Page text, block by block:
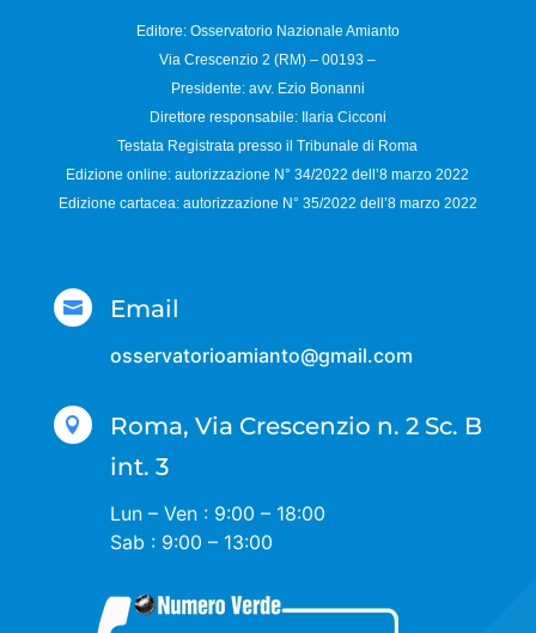
Editore: Osservatorio Nazionale Amianto
Via Crescenzio 2 (RM) – 00193 –
Presidente: avv. Ezio Bonanni
Direttore responsabile:
Ilaria Cicconi
Testata Registrata presso il Tribunale di Roma
Edizione online: autorizzazione N°34/2022 dell’8 marzo 2022
Edizione cartacea: autorizzazione N° 35/2022 dell’8 marzo 2022
 Email
osservatorioamianto@gmail.com

Roma, Via Crescenzio n. 2 Sc. B
int. 3
Lun – Ven : 9:00 – 18:00
Sab : 9:00 – 13:00